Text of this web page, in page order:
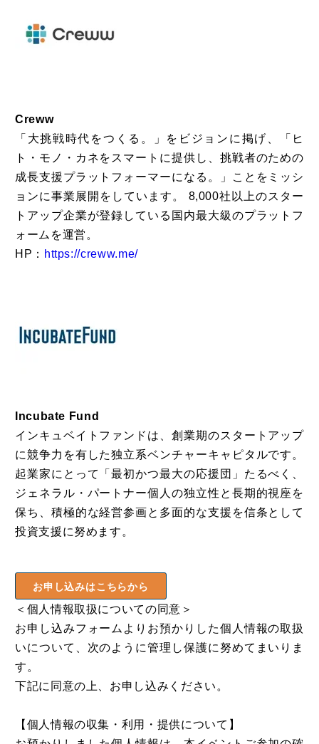
Creww
「大挑戦時代をつくる。」をビジョンに掲げ、「ヒ
ト・モノ・カネをスマートに提供し、挑戦者のための
成長支援プラットフォーマーになる。」ことをミッシ
ョンに事業展開をしています。 8,000社以上のスター
トアップ企業が登録している国内最大級のプラットフ
ォームを運営。
HP： https://creww.me/
Incubate Fund
インキュベイトファンドは、創業期のスタートアップ
に競争力を有した独立系ベンチャーキャピタルです。
起業家にとって「最初かつ最大の応援団」たるべく、
ジェネラル・パートナー個人の独立性と長期的視座を
保ち、積極的な経営参画と多面的な支援を信条として
投資支援に努めます。
お申し込みはこちらから
＜個人情報取扱についての同意＞
お申し込みフォームよりお預かりした個人情報の取扱
いについて、次のように管理し保護に努めてまいりま
す。
下記に同意の上、お申し込みください。
【個人情報の収集・利用・提供について】